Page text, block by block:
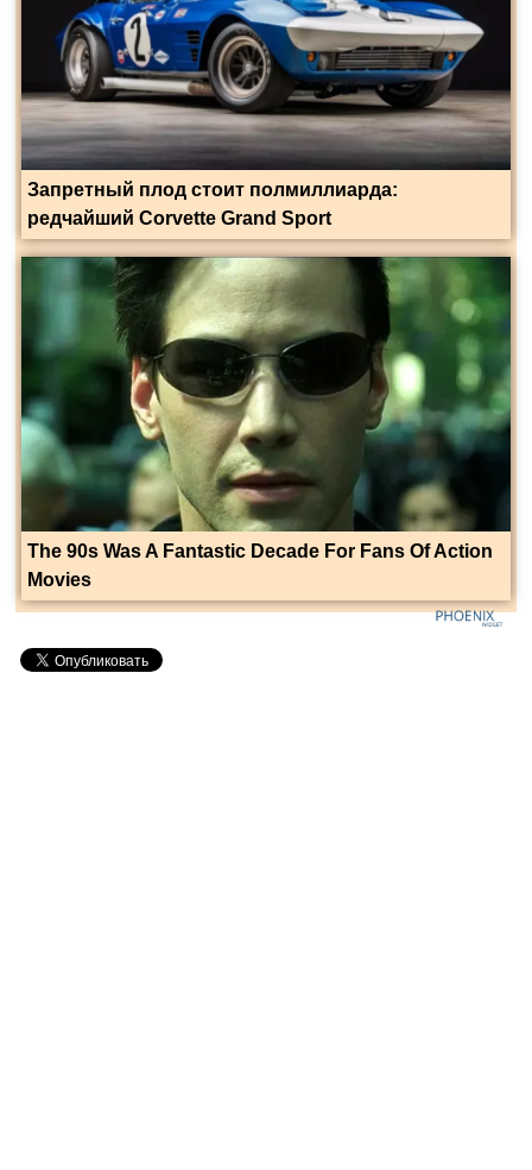
Запретный плод стоит полмиллиарда:
редчайший Corvette Grand Sport
The 90s Was A Fantastic Decade For Fans Of Action
Movies